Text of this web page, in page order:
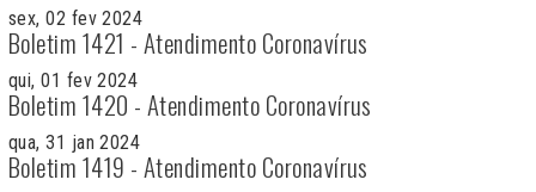
sex, 02 fev 2024
Boletim 1421 - Atendimento Coronavírus
qui, 01 fev 2024
Boletim 1420 - Atendimento Coronavírus
qua, 31 jan 2024
Boletim 1419 - Atendimento Coronavírus